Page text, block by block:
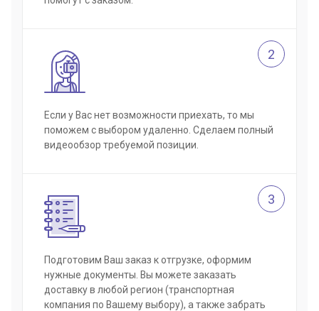
2
Если у Вас нет возможности приехать, то мы
поможем с выбором удаленно. Сделаем полный
видеообзор требуемой позиции.
3
Подготовим Ваш заказ к отгрузке, оформим
нужные документы. Вы можете заказать
доставку в любой регион (транспортная
компания по Вашему выбору), а также забрать